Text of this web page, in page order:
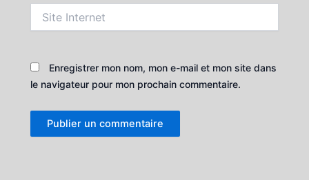
Internet
Enregistrer mon nom, mon e-mail et mon site dans
le navigateur pour mon prochain commentaire.